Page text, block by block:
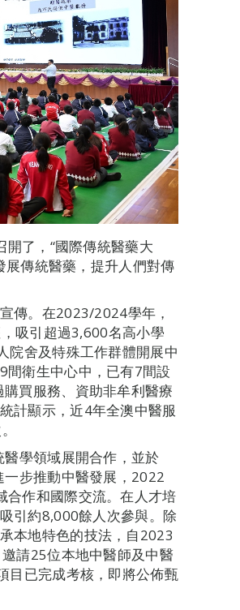
了，“國際傳統醫藥大
展傳統醫藥，提升人們對傳
傳。在2023/2024學年，
吸引超過3,600名高小學
院舍及特殊工作群體開展中
間衛生中心中，已有7間設
買服務、資助非牟利醫療
計顯示，近4年全澳中醫服
學領域展開合作，並於
步推動中醫發展，2022
合作和國際交流。在人才培
引約8,000餘人次參與。除
本地特色的技法，自2023
請25位本地中醫師及中醫
目已完成考核，即將公佈甄